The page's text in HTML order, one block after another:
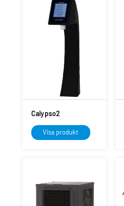
Calypso2
Visa produkt